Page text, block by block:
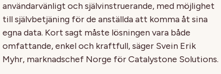
användarvänligt och självinstruerande, med möjlighet
till självbetjäning för de anställda att komma åt sina
egna data. Kort sagt måste lösningen vara både
omfattande, enkel och kraftfull, säger Svein Erik
Myhr, marknadschef Norge för Catalystone Solutions.